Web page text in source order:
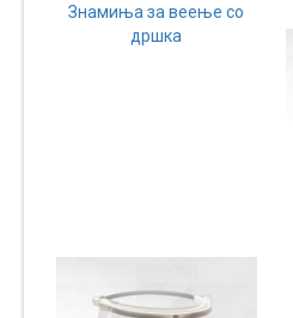
Знамиња за веење со
дршка